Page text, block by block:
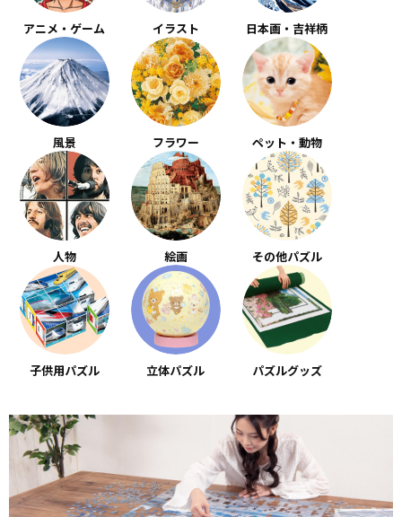
アニメ・ゲーム イラスト 日本画・吉祥柄
風景 フラワー ペット・動物
人物 絵画 その他パズル
子供用パズル 立体パズル パズルグッズ